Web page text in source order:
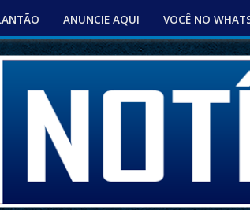
ANUNCIE AQUI VOCÊ NO